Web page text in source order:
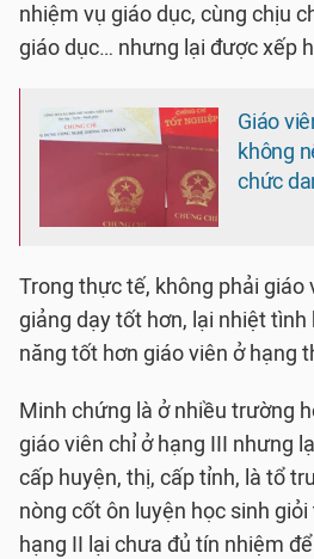
nhiệm vụ giáo dục, cùng chịu
giáo dục… nhưng lại được xếp
Giáo
không
chức
Trong thực tế, không phải giáo
giảng dạy tốt hơn, lại nhiệt tình
năng tốt hơn giáo viên ở hạng
Minh chứng là ở nhiều trường
giáo viên chỉ ở hạng III nhưng
cấp huyện, thị, cấp tỉnh, là tổ
nòng cốt ôn luyện học sinh
hạng II lại chưa đủ tín nhiệm